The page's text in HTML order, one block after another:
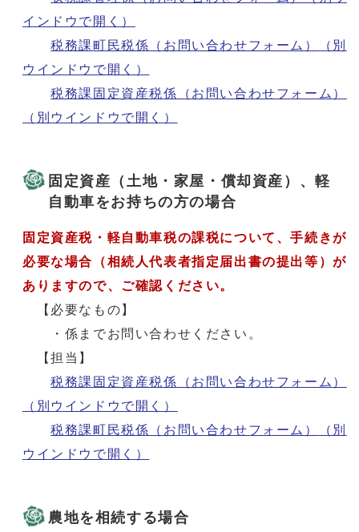
インドウで開く）
税務課町民税係（お問い合わせフォーム）
（別
ウインドウで開く）
税務課固定資産税係（お問い合わせフォーム）
（別ウインドウで開く）
固定資産（土地・家屋・償却資産）、軽
自動車をお持ちの方の場合
固定資産税・軽自動車税の課税について、手続きが
必要な場合（相続人代表者指定届出書の提出等）が
ありますので、ご確認ください。
【必要なもの】
・係までお問い合わせください。
【担当】
税務課固定資産税係（お問い合わせフォーム）
（別ウインドウで開く）
税務課町民税係（お問い合わせフォーム）
（別
ウインドウで開く）
農地を相続する場合